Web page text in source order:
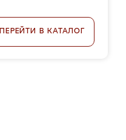
ПЕРЕЙТИ В КАТАЛОГ